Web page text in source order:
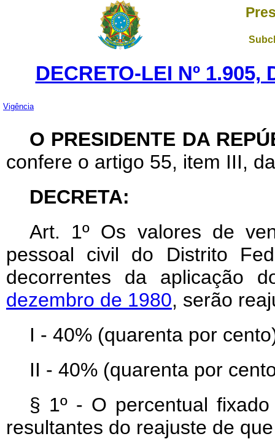
DECRETO-LEI Nº 1.905,
Vigência
O PRESIDENTE DA
confere o artigo 55, item III,
DECRETA:
Art. 1º Os valores de
pessoal civil do Distrito
decorrentes da aplicação
dezembro de 1980, serão
I - 40% (quarenta por
II - 40% (quarenta por
§ 1º - O percentual
resultantes do reajuste de